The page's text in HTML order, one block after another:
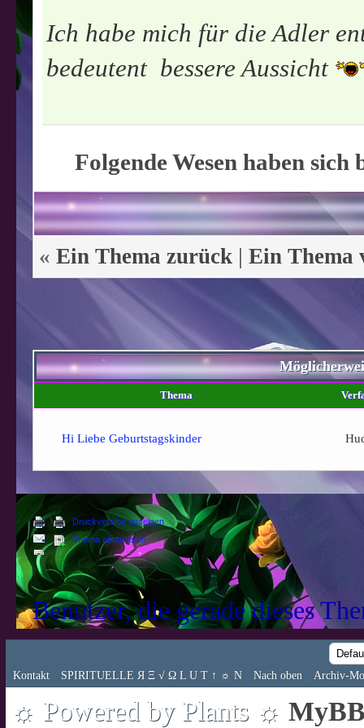
Ich habe mich für die Adler
bedeutent bessere Aussicht
Folgende Wesen haben
« Ein Thema zurück | Ein Thema
Thema
Hi Liebe Geburtstagskinder
Druckversion anzeigen
Thema abonnieren
Benutzer, die gerade dieses
Kontakt SPIRITUELLE Я Ξ √ Ω L U T ↑ ☼ N Nach oben Archiv-
☼ Powered by Plants ☼